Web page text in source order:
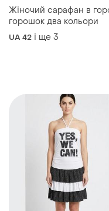
Жіночий сарафан в
горошок два кольори
UA 42 і ще 3